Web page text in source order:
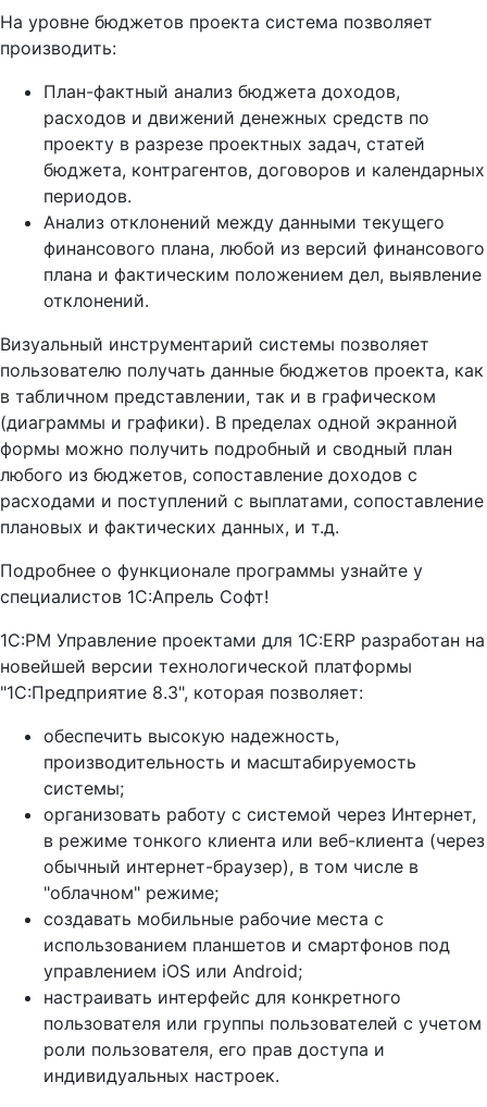
На уровне бюджетов проекта система позволяет
производить:
План-фактный анализ бюджета доходов,
расходов и движений денежных средств по
проекту в разрезе проектных задач, статей
бюджета, контрагентов, договоров и календарных
периодов.
Анализ отклонений между данными текущего
финансового плана, любой из версий финансового
плана и фактическим положением дел, выявление
отклонений.
Визуальный инструментарий системы позволяет
пользователю получать данные бюджетов проекта, как
в табличном представлении, так и в графическом
(диаграммы и графики). В пределах одной экранной
формы можно получить подробный и сводный план
любого из бюджетов, сопоставление доходов с
расходами и поступлений с выплатами, сопоставление
плановых и фактических данных, и т.д.
Подробнее о функционале программы узнайте у
специалистов 1С:Апрель Софт!
1С:PM Управление проектами для 1С:ERP разработан на
новейшей версии технологической платформы
"1С:Предприятие 8.3", которая позволяет:
обеспечить высокую надежность,
производительность и масштабируемость
системы;
организовать работу с системой через Интернет,
в режиме тонкого клиента или веб-клиента (через
обычный интернет-браузер), в том числе в
"облачном" режиме;
создавать мобильные рабочие места с
использованием планшетов и смартфонов под
управлением iOS или Android;
настраивать интерфейс для конкретного
пользователя или группы пользователей с учетом
роли пользователя, его прав доступа и
индивидуальных настроек.